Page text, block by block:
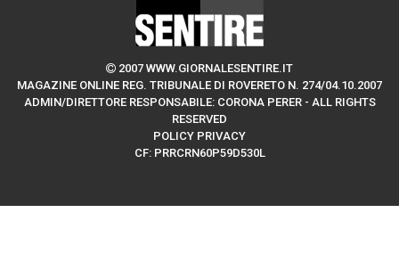
2007 WWW.GIORNALESENTIRE.IT
MAGAZINE ONLINE REG. TRIBUNALE DI ROVERETO N. 274/04.10.2007
ADMIN/DIRETTORE RESPONSABILE: CORONA PERER - ALL RIGHTS
RESERVED
POLICY PRIVACY
CF: PRRCRN60P59D530L